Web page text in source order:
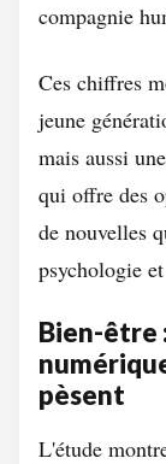
compagnie
Ces chiffres
jeune
mais aussi
qui offre des
de nouvelles
psychologie
Bien-être
pèsent
L'étude